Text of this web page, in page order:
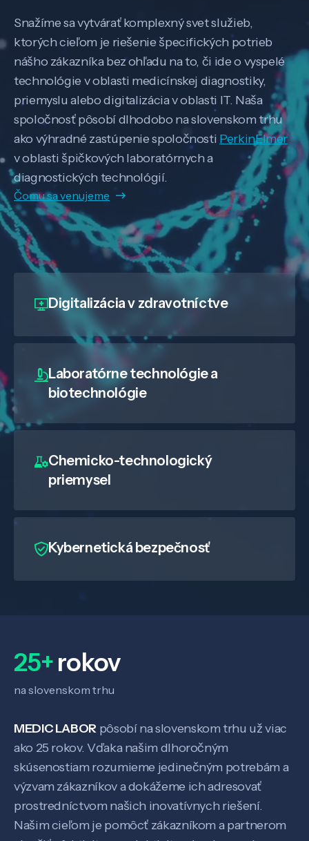
Snažíme sa vytvárať komplexný svet služieb,
ktorých cieľom je riešenie špecifických potrieb
nášho zákazníka bez ohľadu na to, či ide o vyspelé
technológie v oblasti medicínskej diagnostiky,
priemyslu alebo digitalizácia v oblasti IT. Naša
spoločnosť pôsobí dlhodobo na slovenskom trhu
ako výhradné zastúpenie spoločnosti PerkinElmer
v oblasti špičkových laboratórnych a
diagnostických technológií.
Čomu sa venujeme
Digitalizáciav zdravotníctve
Laboratórne technológie a
biotechnológie
Chemicko-technologický
priemysel
Kybernetická bezpečnosť
25+rokov
na slovenskom trhu
MEDIC LABOR pôsobí na slovenskom trhu už viac
ako 25 rokov. Vďaka našim dlhoročným
skúsenostiam rozumieme jedinečným potrebám a
výzvam zákazníkov a dokážeme ich adresovať
prostredníctvom našich inovatívnych riešení.
Našim cieľom je pomôcť zákazníkom a partnerom